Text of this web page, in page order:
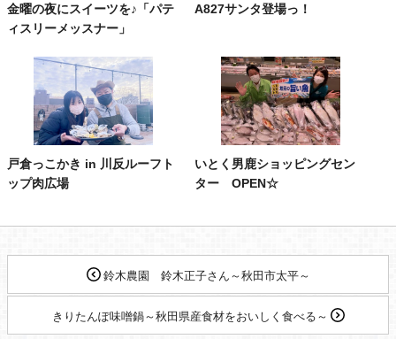
金曜の夜にスイーツを♪「パテ
ィスリーメッスナー」
A827サンタ登場っ！
戸倉っこかき in 川反ルーフト
ップ肉広場
いとく男鹿ショッピングセン
ター OPEN☆
鈴木農園 鈴木正子さん～秋田市太平～
きりたんぽ味噌鍋～秋田県産食材をおいしく食べる～